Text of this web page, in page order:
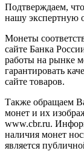
Подтверждаем,
нашу экспертную
Монеты
сайте Банка
работы на рынке
гарантировать
сайте товаров.
Также обращаем
монет и их
www.cbr.ru.
наличия монет
является